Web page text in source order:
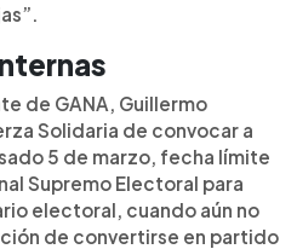
de GANA, Guillermo
Solidaria de convocar a
5 de marzo, fecha límite
Supremo Electoral para
electoral, cuando aún no
de convertirse en partido